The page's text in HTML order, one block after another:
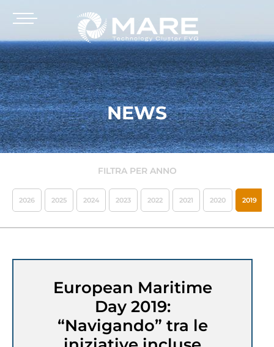
NEWS
FILTRA PER ANNO
2026 2025 2024 2023 2022 2021 2020 2019
European Maritime
Day 2019:
“Navigando” tra le